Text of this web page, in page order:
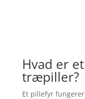
Hvad er
træpiller?
Et pillefyr